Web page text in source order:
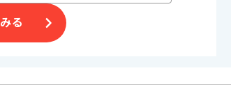
る